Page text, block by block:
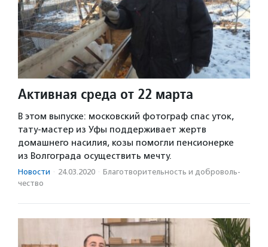
Активная среда от 22 марта
В этом выпуске: московский фотограф спас уток,
тату-мастер из Уфы поддерживает жертв
домашнего насилия, козы помогли пенсионерке
из Волгограда осуществить мечту.
Новости · 24.03.2020 · Благотвори­тель­ность и доброволь­
чест­во